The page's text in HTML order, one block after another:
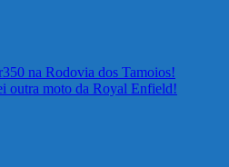
na Rodovia dos Tamoios!
outra moto da Royal Enfield!